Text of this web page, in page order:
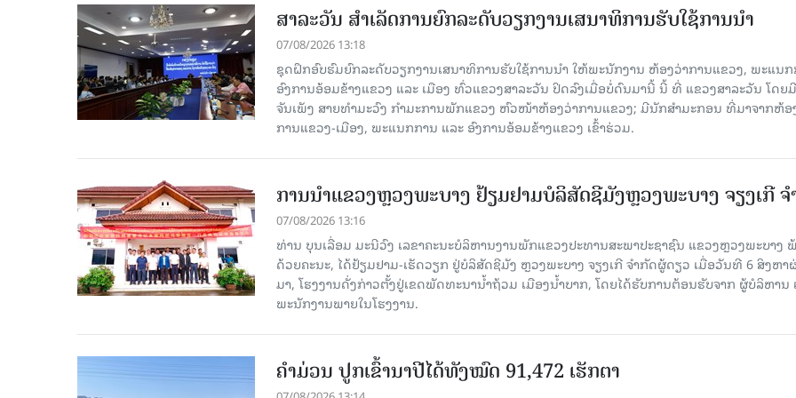
ສາລະວັນ ສໍາເລັດການຍົກລະດັບວຽກງານເສນາທິການຮັບໃຊ້ການນໍາ
07/08/2026 13:18
ຊຸດຝຶກອົບຮົມຍົກລະດັບວຽກງານເສນາທິການຮັບໃຊ້ການນໍາ ໃຫ້ພະນັກງານ ຫ້ອງວ່າການແຂວງ, ພະແນ
ອົງການອ້ອມຂ້າງແຂວງ ແລະ ເມືອງ ທົ່ວແຂວງສາລະວັນ ປິດລົງເມື່ອ​ບໍ່​ດົນ​ມາ​ນີ້ ນີ້ ທີ່ ແຂວງສາລະວັນ ໂດຍ​
ຈັນເພັງ ສາຍທຳມະວົງ ກຳມະການພັກແຂວງ ຫົວໜ້າຫ້ອງວ່າການແຂວງ; ມີນັກສຳມະກອນ ທີ່ມາຈາກຫ້ອ
ການແຂວງ-ເມືອງ, ພະແນກການ ແລະ ອົງການອ້ອມຂ້າງແຂວງ ເຂົ້າຮ່ວມ.
ການນຳແຂວງຫຼວງພະບາງ ຢ້ຽມ​ຢາມບໍ​ລິ​ສັດຊີມັງຫຼວງພະບາງ ຈຽງເກີ
07/08/2026 13:16
ທ່ານ ບຸນເລື່ອມ ມະນີວົງ ເລ​ຂາ​ຄະ​ນະ​ບໍ​ລິ​ຫານ​ງານ​ພັກແຂວງປະທານສະພາປະຊາຊົນ ແຂວງຫຼວງພະບາງ
ດ້ວຍຄະນະ, ໄດ້ຢ້ຽມຢາມ-ເຮັດວຽກ ຢູ່ບໍລິສັດຊີມັງ ຫຼວງພະບາງ ຈຽງເກີ ຈໍາກັດຜູ້ດຽວ ເມື່ອ​ວັນ​ທີ 6 ສິງ​ຫາ​
ມາ, ໂຮງ​ງານ​ດັ່ງ​ກ່າວຕັ້ງຢູ່ເຂດພັດທະນານ້ຳຖ້ວມ ເມືອງນໍ້າບາກ, ໂດຍໄດ້ຮັບການຕ້ອນຮັບຈາກ ຜູ້ບໍລິຫານ
ພະນັກງານພາຍໃນໂຮງງານ.
ຄໍາມ່ວນ ປູກເຂົ້ານາປີໄດ້ທັງໝົດ 91,472 ເຮັກຕາ